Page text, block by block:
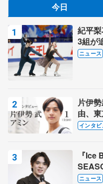
今日
紀平
3組が
木下グ
ニュース
片伊
由、
目スケ
インタビ
『
昌磨
ニュース